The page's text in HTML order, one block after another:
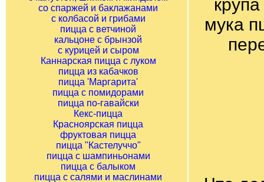
со спаржей и баклажанами
с колбасой и грибами
пицца с ветчиной
кальцоне с брынзой
с курицей и сыром
Каннарская пицца с луком
пицца из кабачков
пицца 'Маргарита'
пицца с помидорами
пицца по-гавайски
Кекс-пицца
Красноярская пицца
фруктовая пицца
пицца "Кастелуччо"
пицца с шампиньонами
пицца с балыком
пицца с салями и маслинами
мука